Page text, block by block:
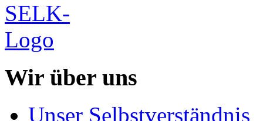
Wir über uns
Unser Selbstverständnis